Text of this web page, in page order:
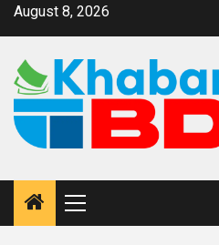
August 8, 2026